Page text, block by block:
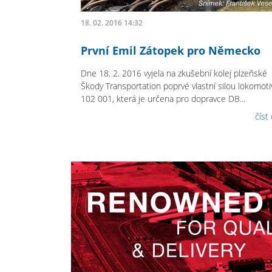
18. 02. 2016 14:32
První Emil Zátopek pro Německo
Dne 18. 2. 2016 vyjela na zkušební kolej plzeňské
Škody Transportation poprvé vlastní silou
102 001, která je určena pro dopravce DB...
číst